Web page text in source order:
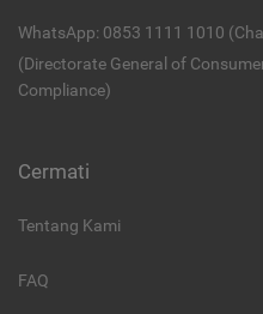
WhatsApp: 0853 1111 1010
(Directorate General of
Compliance)
Cermati
Tentang Kami
FAQ